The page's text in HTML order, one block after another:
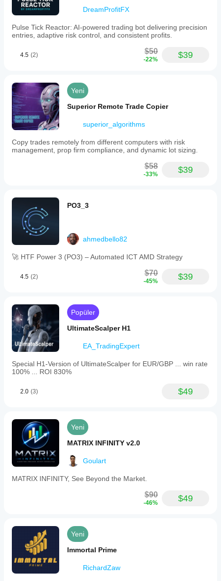
DreamProfitFX
Pulse Tick Reactor: AI-powered trading bot delivering precision
entries, adaptive risk control, and consistent profits.
4.5 (2) $50
-22% $39
Yeni
Superior Remote Trade Copier
superior_algorithms
Copy trades remotely from different computers with risk
management, prop firm compliance, and dynamic lot sizing.
$58
-33% $39
PO3_3
ahmedbello82
🚀 HTF Power 3 (PO3) – Automated ICT AMD Strategy
4.5 (2) $70
-45% $39
Popüler
UltimateScalper H1
EA_TradingExpert
Special H1-Version of UltimateScalper for EUR/GBP ... win rate
100% ... ROI 830%
2.0 (3) $49
Yeni
MATRIX INFINITY v2.0
Goulart
MATRIX INFINITY, See Beyond the Market.
$90
-46% $49
Yeni
Immortal Prime
RichardZaw